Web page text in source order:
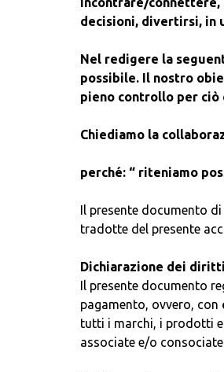
decisioni, divertirsi, in
Nel redigere la
possibile. Il nostro
pieno controllo per ciò
Chiediamo la
perché: “ riteniamo
Il presente documento
tradotte del presente
Dichiarazione dei
Il presente documento
pagamento, ovvero, con
tutti i marchi, i prodotti e
associate e/o